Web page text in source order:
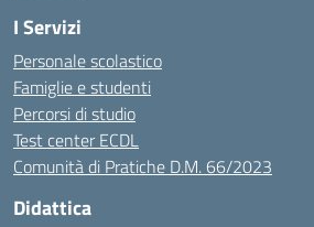
I Servizi
Personale scolastico
Famiglie e studenti
Percorsi di studio
Test center ECDL
Comunità di Pratiche D.M. 66/2023
Didattica